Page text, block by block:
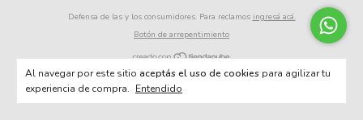
Al navegar por este sitio aceptás el uso de cookies para agilizar tu
experiencia de compra. Entendido
Defensa de las y los consumidores. Para reclamos ingresá acá.
Botón de arrepentimiento